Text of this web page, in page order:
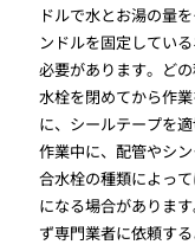
ドルで水とお湯の量
ンドルを固定してい
必要があります。ど
水栓を閉めてから作
に、シールテープを
作業中に、配管やシ
合水栓の種類によっ
になる場合がありま
ず専門業者に依頼する